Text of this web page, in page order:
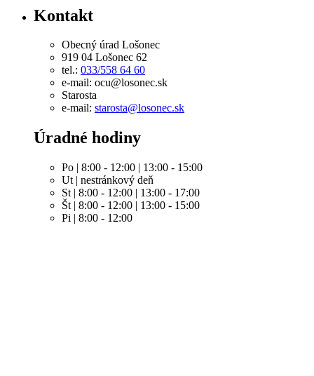
Kontakt
Obecný úrad Lošonec
919 04 Lošonec 62
tel.: 033/558 64 60
e-mail: ocu@losonec.sk
Starosta
e-mail: starosta@losonec.sk
Úradné hodiny
Po | 8:00 - 12:00 | 13:00 - 15:00
Ut | nestránkový deň
St | 8:00 - 12:00 | 13:00 - 17:00
Št | 8:00 - 12:00 | 13:00 - 15:00
Pi | 8:00 - 12:00